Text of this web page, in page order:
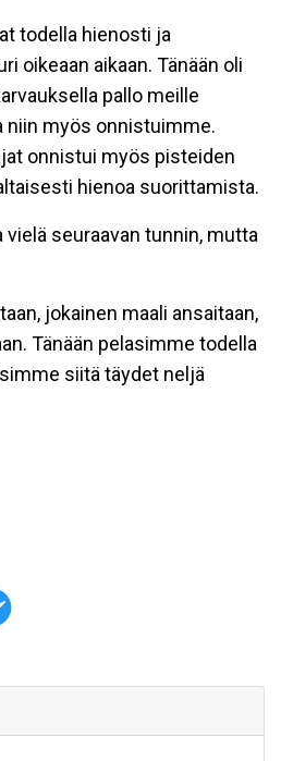
todella hienosti ja
oikeaan aikaan. Tänään oli
pallo meille
niin myös onnistuimme.
onnistui myös pisteiden
hienoa suorittamista.
seuraavan tunnin, mutta
jokainen maali ansaitaan,
Tänään pelasimme todella
siitä täydet neljä